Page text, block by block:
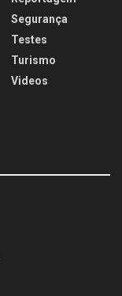
Segurança
Testes
Turismo
Videos